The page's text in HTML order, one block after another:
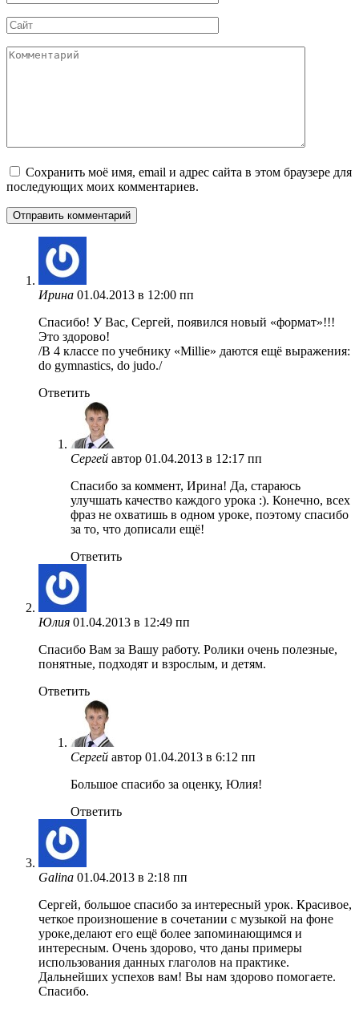
*
Сайт
Комментарий
Сохранить моё имя, email и адрес сайта в этом браузере для
последующих моих комментариев.
Ирина 01.04.2013 в 12:00 пп
Спасибо! У Вас, Сергей, появился новый «формат»!!!
Это здорово!
/В 4 классе по учебнику «Millie» даются ещё выражения:
do gymnastics, do judo./
Ответить
Сергей автор 01.04.2013 в 12:17 пп
Спасибо за коммент, Ирина! Да, стараюсь
улучшать качество каждого урока :). Конечно, всех
фраз не охватишь в одном уроке, поэтому спасибо
за то, что дописали ещё!
Ответить
Юлия 01.04.2013 в 12:49 пп
Спасибо Вам за Вашу работу. Ролики очень полезные,
понятные, подходят и взрослым, и детям.
Ответить
Сергей автор 01.04.2013 в 6:12 пп
Большое спасибо за оценку, Юлия!
Ответить
Galina 01.04.2013 в 2:18 пп
Сергей, большое спасибо за интересный урок. Красивое,
четкое произношение в сочетании с музыкой на фоне
уроке,делают его ещё более запоминающимся и
интересным. Очень здорово, что даны примеры
использования данных глаголов на практике.
Дальнейших успехов вам! Вы нам здорово помогаете.
Спасибо.